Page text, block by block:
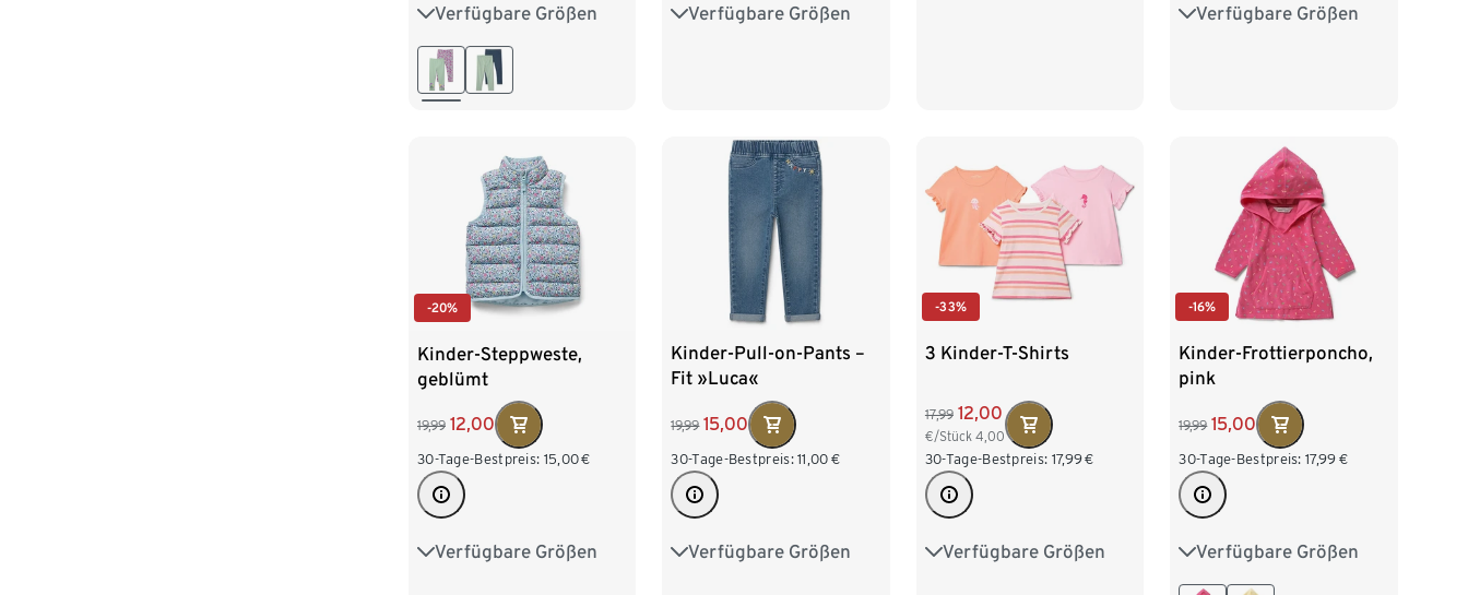
Verfügbare Größen
50/56 62/68 74/80
86/92 98/104
Verfügbare Größen
74/80 86/92 Verfügbare Größen
122/128 134/140
-20%
Kinder-Steppweste,
geblümt
19,99 12,00
30-Tage-Bestpreis: 15,00€
Verfügbare Größen
86/92 98/104
Kinder-Pull-on-Pants –
Fit »Luca«
19,99 15,00
30-Tage-Bestpreis: 11,00 €
Verfügbare Größen
86/92 98/104
-33%
3 Kinder-T-Shirts
17,99 12,00
€/Stück 4,00
30-Tage-Bestpreis: 17,99€
Verfügbare Größen
50/56 62/68 74/80
-16%
Kinder-Frottierponcho,
pink
19,99 15,00
30-Tage-Bestpreis: 17,99 €
Verfügbare Größen
74/80 86/92